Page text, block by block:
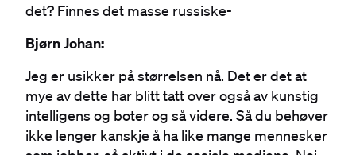
det? Finnes det masse russiske-
Bjørn Johan:
Jeg er usikker på størrelsen nå. Det er det at
mye av dette har blitt tatt over også av kunstig
intelligens og boter og så videre. Så du behøver
ikke lenger kanskje å ha like mange mennesker